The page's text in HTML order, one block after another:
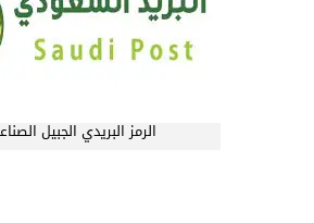
الرمز البريدي الجبيل